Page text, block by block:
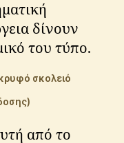
δίνουν
του τύπο.
σκολειό
από το